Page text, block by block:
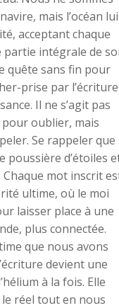
mais l’océan
acceptant chaque
partie intégrale de
quête sans fin pour
prise par l’écriture
Il ne s’agit pas
pour oublier, mais
Se rappeler que
poussière d’étoiles
mot inscrit
ultime, où le moi
laisser place à une
plus connectée.
que nous avons
devient une
à la fois. Elle
réel tout en nous